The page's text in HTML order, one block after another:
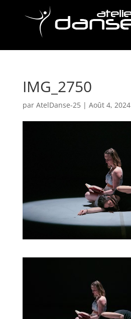
IMG_2750
par AtelDanse-25| Août 4, 2024